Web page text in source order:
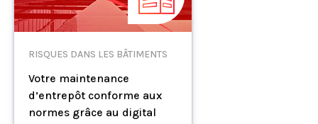
RISQUES DANS LES BÂTIMENTS
Votre maintenance
d’entrepôt conforme aux
normes grâce au digital